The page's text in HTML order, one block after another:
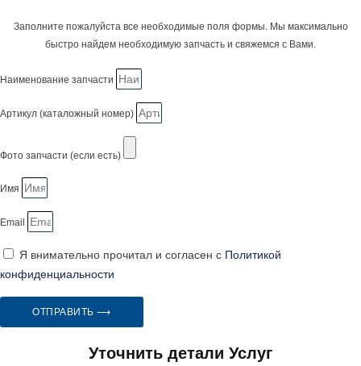
Заполните пожалуйста все необходимые поля формы. Мы максимально
быстро найдем необходимую запчасть и свяжемся с Вами.
Наименование запчасти
Артикул (каталожный номер)
Фото запчасти (если есть)
Имя
Email
Я внимательно прочитал и согласен с Политикой
конфиденциальности
ОТПРАВИТЬ ⟶
Уточнить детали Услуг